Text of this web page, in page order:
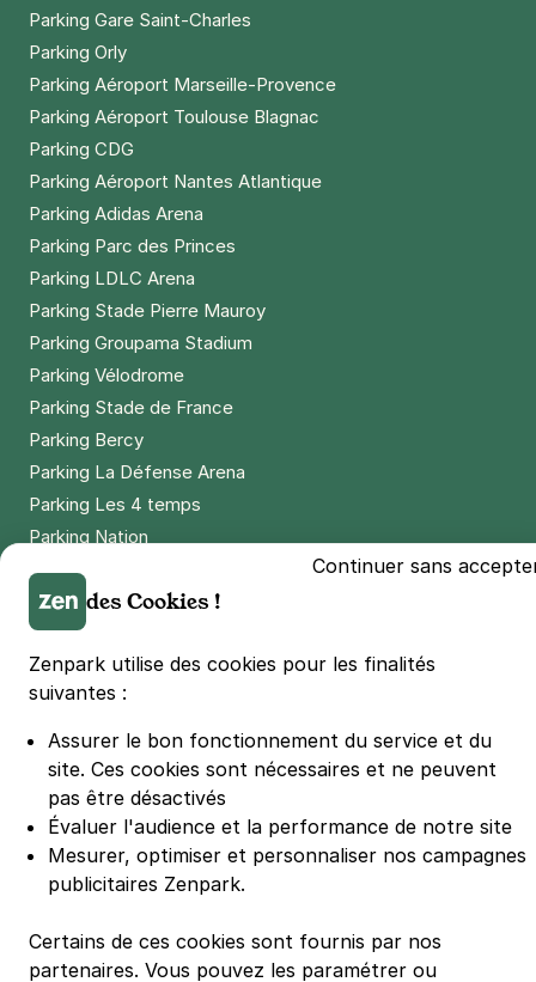
Parking Gare Saint-Charles
Parking Orly
Parking Aéroport Marseille-Provence
Parking Aéroport Toulouse Blagnac
Parking CDG
Parking Aéroport Nantes Atlantique
Parking Adidas Arena
Parking Parc des Princes
Parking LDLC Arena
Parking Stade Pierre Mauroy
Parking Groupama Stadium
Parking Vélodrome
Parking Stade de France
Parking Bercy
Parking La Défense Arena
Parking Les 4 temps
Parking Nation
Parking Porte de Versailles
Parking Lille Grand Palais
Parking Euralille
Parking Casino Barrière Lille
🌍 Passer de 130 à 110 km/h sur autoroute réduit votre
consommation de 20%
#SeDéplacerMoinsPolluer
© Zenpark 2012 - 2026 - Tous droits réservés - Fabriqué avec soin à
Rennes et Paris
Continuer sans
des Cookies !
Zenpark utilise des cookies pour les finalités
suivantes :
Assurer le bon fonctionnement du service et du
site. Ces cookies sont nécessaires et ne peuvent
pas être désactivés
Évaluer l'audience et la performance de notre site
Mesurer, optimiser et personnaliser nos campagnes
publicitaires Zenpark.
Certains de ces cookies sont fournis par nos
partenaires. Vous pouvez les paramétrer ou